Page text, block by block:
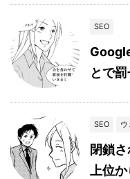
SEO
とで
SEO ウ
閉鎖
上位